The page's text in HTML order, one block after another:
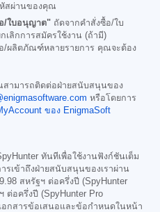
หัสผ่านของคุณ
/ใบอนุญาต" ถัดจากคำสั่งซื้อ/ใบ
ลิกการสมัครใช้งาน (ถ้ามี)
/ผลิตภัณฑ์หลายรายการ คุณจะต้อง
ามารถติดต่อฝ่ายสนับสนุนของ
หรือโดยการ
ของ EnigmaSoft
ทันทีเพื่อใช้งานฟังก์ชันเต็ม
รเข้าถึงฝ่ายสนับสนุนของเราผ่าน
สหรัฐฯ ต่อครึ่งปี (SpyHunter
ต่อครึ่งปี (SpyHunter Pro
อกสารข้อเสนอและข้อกำหนดในหน้า